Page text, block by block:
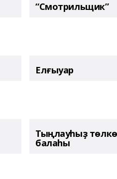
“Смотрильщик”
Елғыуар
Тыңлауһыҙ төлкө
балаһы